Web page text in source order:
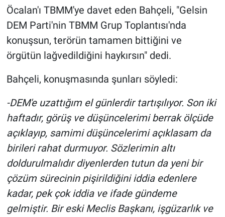
Öcalan'ı TBMM'ye davet eden Bahçeli, "Gelsin
DEM Parti'nin TBMM Grup Toplantısı'nda
konuşsun, terörün tamamen bittiğini ve
örgütün lağvedildiğini haykırsın" dedi.
Bahçeli, konuşmasında şunları söyledi:
-DEM'e uzattığım el günlerdir tartışılıyor. Son iki
haftadır, görüş ve düşüncelerimi berrak ölçüde
açıklayıp, samimi düşüncelerimi açıklasam da
birileri rahat durmuyor. Sözlerimin altı
doldurulmalıdır diyenlerden tutun da yeni bir
çözüm sürecinin pişirildiğini iddia edenlere
kadar, pek çok iddia ve ifade gündeme
gelmiştir. Bir eski Meclis Başkanı, işgüzarlık ve
Ne demişti
Nedir
Popüler
Programlar
Sağlık
Spor
Teknoloji
Türkiye'nin Geleceği
Türkiye'nin Gündemi